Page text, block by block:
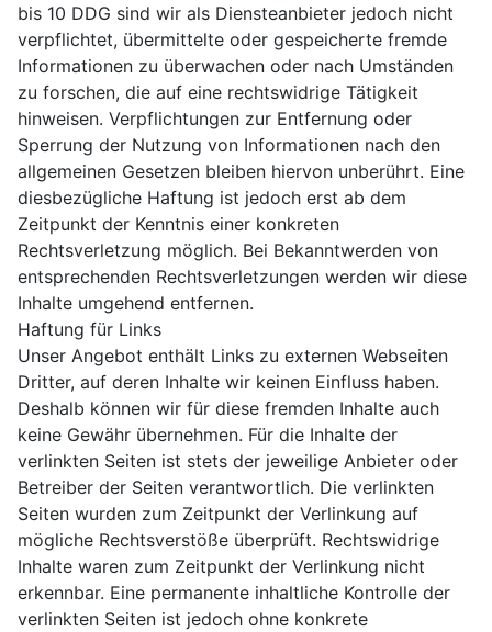
bis 10 DDG sind wir als Diensteanbieter jedoch nicht
verpflichtet, übermittelte oder gespeicherte fremde
Informationen zu überwachen oder nach Umständen
zu forschen, die auf eine rechtswidrige Tätigkeit
hinweisen. Verpflichtungen zur Entfernung oder
Sperrung der Nutzung von Informationen nach den
allgemeinen Gesetzen bleiben hiervon unberührt. Eine
diesbezügliche Haftung ist jedoch erst ab dem
Zeitpunkt der Kenntnis einer konkreten
Rechtsverletzung möglich. Bei Bekanntwerden von
entsprechenden Rechtsverletzungen werden wir diese
Inhalte umgehend entfernen.
Haftung für Links
Unser Angebot enthält Links zu externen Webseiten
Dritter, auf deren Inhalte wir keinen Einfluss haben.
Deshalb können wir für diese fremden Inhalte auch
keine Gewähr übernehmen. Für die Inhalte der
verlinkten Seiten ist stets der jeweilige Anbieter oder
Betreiber der Seiten verantwortlich. Die verlinkten
Seiten wurden zum Zeitpunkt der Verlinkung auf
mögliche Rechtsverstöße überprüft. Rechtswidrige
Inhalte waren zum Zeitpunkt der Verlinkung nicht
erkennbar. Eine permanente inhaltliche Kontrolle der
verlinkten Seiten ist jedoch ohne konkrete